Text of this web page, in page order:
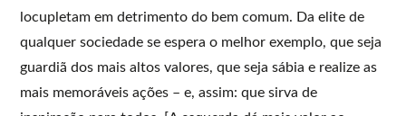
locupletam em detrimento do bem comum. Da elite de
qualquer sociedade se espera o melhor exemplo, que seja
guardiã dos mais altos valores, que seja sábia e realize as
mais memoráveis ações – e, assim: que sirva de